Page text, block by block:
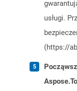
usługi.
(https://